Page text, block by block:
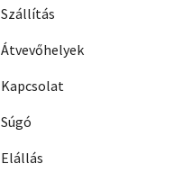
Szállítás
Átvevőhelyek
Kapcsolat
Súgó
Elállás